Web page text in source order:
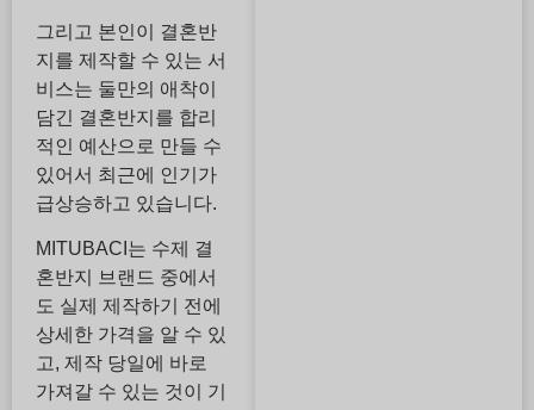
그리고 본인이 결혼반
지를 제작할 수 있는 서
비스는 둘만의 애착이
담긴 결혼반지를 합리
적인 예산으로 만들 수
있어서 최근에 인기가
급상승하고 있습니다.
MITUBACI는 수제 결
혼반지 브랜드 중에서
도 실제 제작하기 전에
상세한 가격을 알 수 있
고, 제작 당일에 바로
가져갈 수 있는 것이 기